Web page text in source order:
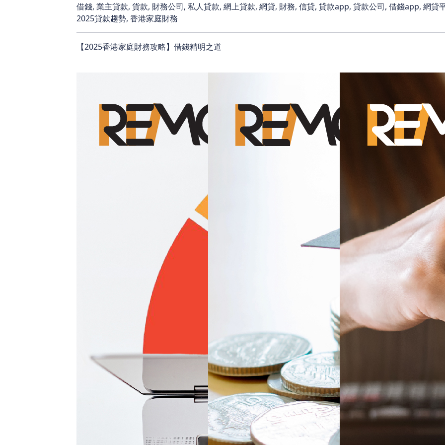
借錢, 業主貸款, 貨款, 財務公司, 私人貸款, 網上貸款, 網貸, 財務, 信貸, 貸款app, 貸款公司, 借錢app, 網貸
2025貸款趨勢, 香港家庭財務
【2025香港家庭財務攻略】借錢精明之道